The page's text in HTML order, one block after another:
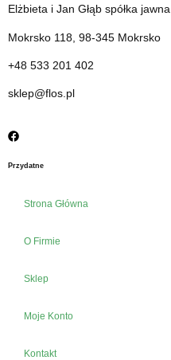
Elżbieta i Jan Głąb spółka jawna
Mokrsko 118, 98-345 Mokrsko
+48 533 201 402
sklep@flos.pl
Przydatne
Strona Główna
O Firmie
Sklep
Moje Konto
Kontakt